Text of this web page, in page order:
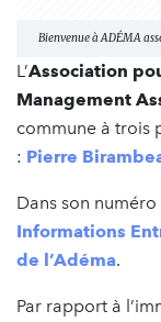
Bienvenue à ADÉMA
L’Association
Management
commune à trois
: Pierre
Dans son
Informations
de l’Adéma.
Par rapport à